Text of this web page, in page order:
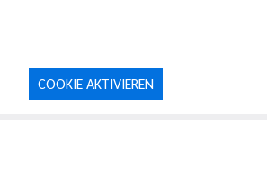
COOKIE AKTIVIEREN